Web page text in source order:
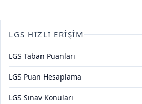
LGS HIZLI ERIŞIM
LGS Taban Puanları
LGS Puan Hesaplama
LGS Sınav Konuları